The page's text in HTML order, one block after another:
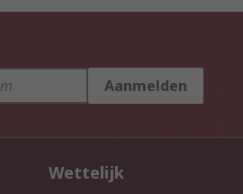
Aanmelden
Wettelijk